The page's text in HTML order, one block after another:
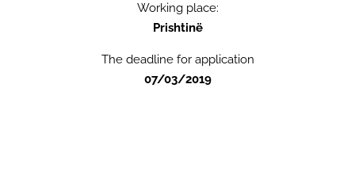
Working place:
Prishtinë
The deadline for application
07/03/2019